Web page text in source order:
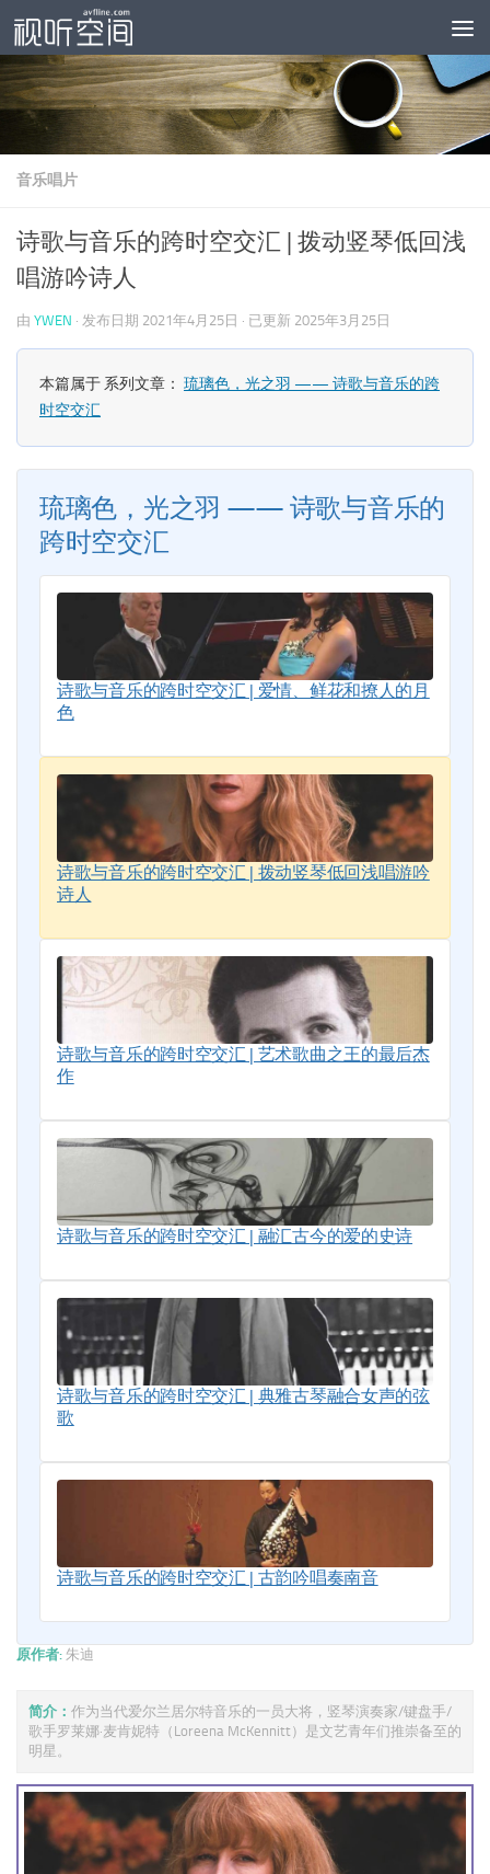
跳至内容
音乐唱片
诗歌与音乐的跨时空交汇 | 拨动竖琴低回浅
唱游吟诗人
由 YWEN · 发布日期 2021年4月25日 · 已更新 2025年3月25日
本篇属于 系列文章： 琉璃色，光之羽 —— 诗歌与音乐的跨
时空交汇
琉璃色，光之羽 —— 诗歌与音乐的
跨时空交汇
诗歌与音乐的跨时空交汇 | 爱情、鲜花和撩人的月
色
诗歌与音乐的跨时空交汇 | 拨动竖琴低回浅唱游吟
诗人
诗歌与音乐的跨时空交汇 | 艺术歌曲之王的最后杰
作
诗歌与音乐的跨时空交汇 | 融汇古今的爱的史诗
诗歌与音乐的跨时空交汇 | 典雅古琴融合女声的弦
歌
诗歌与音乐的跨时空交汇 | 古韵吟唱奏南音
原作者: 朱迪
简介： 作为当代爱尔兰居尔特音乐的一员大将，竖琴演奏家/键盘手/
歌手罗莱娜·麦肯妮特（Loreena McKennitt）是文艺青年们推崇备至的
明星。